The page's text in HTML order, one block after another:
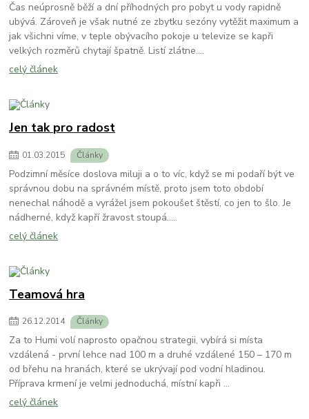
Čas neúprosně běží a dní příhodných pro pobyt u vody rapidně
ubývá. Zároveň je však nutné ze zbytku sezóny vytěžit maximum a
jak všichni víme, v teple obývacího pokoje u televize se kapři
velkých rozměrů chytají špatně. Listí zlátne....
celý článek
Jen tak pro radost
01.03.2015 Články
Podzimní měsíce doslova miluji a o to víc, když se mi podaří být ve
správnou dobu na správném místě, proto jsem toto období
nenechal náhodě a vyrážel jsem pokoušet štěstí, co jen to šlo. Je
nádherné, když kapří žravost stoupá.....
celý článek
Teamová hra
26.12.2014 Články
Za to Humi volí naprosto opačnou strategii, vybírá si místa
vzdálená - první lehce nad 100 m a druhé vzdálené 150 – 170 m
od břehu na hranách, které se ukrývají pod vodní hladinou.
Příprava krmení je velmi jednoduchá, místní kapři ...
celý článek